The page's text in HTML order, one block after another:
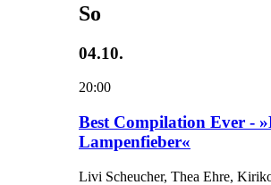
So
04.10.
20:00
Best Compilation Ever -
Lampenfieber«
Livi Scheucher, Thea Ehre,